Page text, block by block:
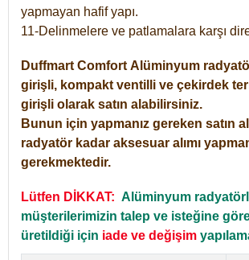
yapmayan hafif yapı.
11-Delinmelere ve patlamalara karşı
Duffmart Comfort Alüminyum
girişli, kompakt ventilli ve çekirdek
girişli olarak satın alabilirsiniz.
Bunun için yapmanız gereken satın
radyatör kadar aksesuar alımı
gerekmektedir.
Lütfen DİKKAT: Alüminyum
müşterilerimizin talep ve isteğine
üretildiği için iade ve değişim